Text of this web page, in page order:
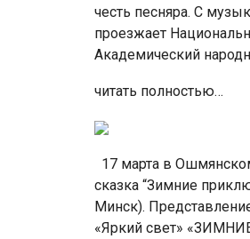
честь песняра. С
проезжает
Академический
читать полностью…
17 марта в
сказка “Зимние
Минск).
«Яркий свет»